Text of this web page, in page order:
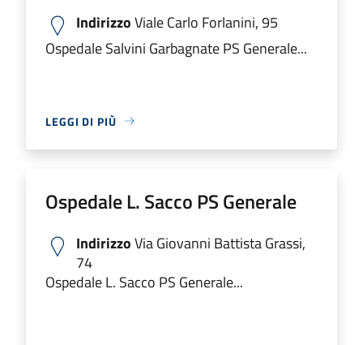
IndirizzoViale Carlo Forlanini, 95
Ospedale Salvini Garbagnate PS Generale...
LEGGI DI PIÙ
Ospedale L. Sacco PS Generale
IndirizzoVia Giovanni Battista Grassi,
74
Ospedale L. Sacco PS Generale...